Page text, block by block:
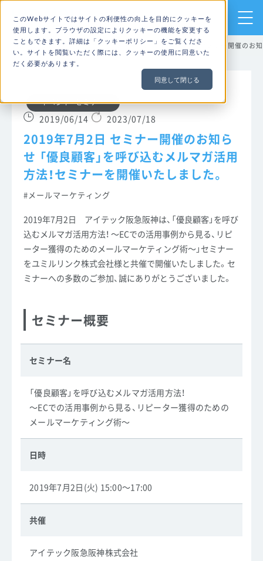
このWebサイトではサイトの利便性の向上を目的にクッキーを
使用します。ブラウザの設定によりクッキーの機能を変更する
こともできます。詳細は「 クッキーポリシー 」をご覧くださ
い。サイトを閲覧いただく際には、クッキーの使用に同意いた
だく必要があります。
同意して閉じる
ECサイト構築・運用ならHIT-MALL
TOP ブログ イベント・セミナー 2019年7月2日 セミナー開催のお
イベント・セミナー
2019/06/14 2023/07/18
2019年7月2日 セミナー開催のお知ら
せ 「優良顧客」を呼び込むメルマガ活用
方法！セミナーを開催いたしました。
メールマーケティング
2019年7月2日 アイテック阪急阪神は、「優良顧客」を呼び
込むメルマガ活用方法！ ～ECでの活用事例から見る、リピ
ーター獲得のためのメールマーケティング術～」セミナー
をユミルリンク株式会社様と共催で開催いたしました。セ
ミナーへの多数のご参加、誠にありがとうございました。
セミナー概要
セミナー名
「優良顧客」を呼び込むメルマガ活用方法！
～ECでの活用事例から見る、リピーター獲得のための
メールマーケティング術～
日時
2019年7月2日(火) 15:00～17:00
共催
アイテック阪急阪神株式会社